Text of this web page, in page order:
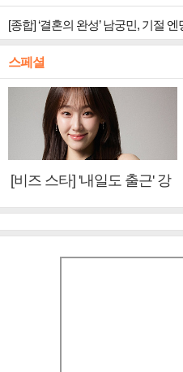
스페셜
[비즈 스타] '내일도 출근' 강